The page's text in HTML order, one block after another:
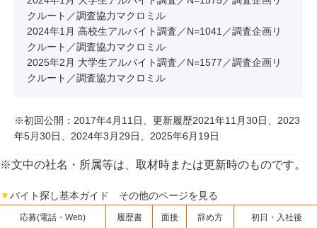
クルート／調査協力マクロミル
2024年1月 高校生アルバイト調査／N=1041／調査企画リ
クルート／調査協力マクロミル
2025年2月 大学生アルバイト調査／N=1577／調査企画リ
クルート／調査協力マクロミル
※初回公開：2017年4月11日、更新履歴2021年11月30日、2023
年5月30日、2024年3月29日、2025年6月19日
※文中の社名・所属等は、取材時または更新時のものです。
▼バイト探し基本ガイド その他のページを見る
応募(電話・Web) 履歴書 面接 辞め方 初日・入社後